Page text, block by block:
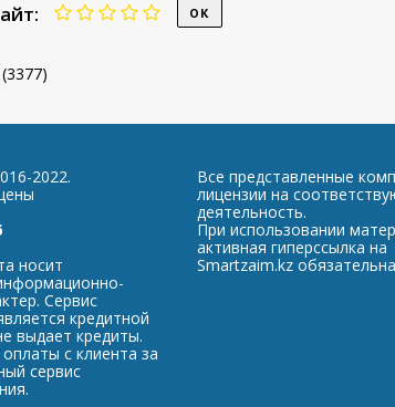
(3377)
2022.
носит
Сервис
кредитной
выдает кредиты.
с клиента за
сервис
Все представленные
лицензии на
деятельность.
При использовании
активная гиперссылка на
Smartzaim.kz